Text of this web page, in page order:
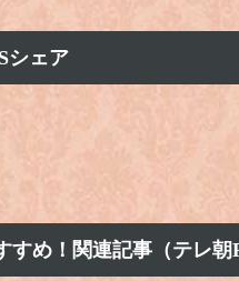
11日
21日
（水）放送予定でした『
日（金）放送予定でした『
シェア
すめ！関連記事（テレ朝